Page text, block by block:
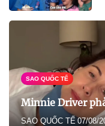
SAO QUỐC TẾ
Minnie Driver
SAO QUỐC TẾ 07/08/